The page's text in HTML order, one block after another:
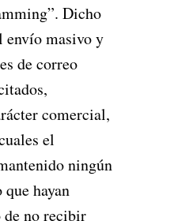
Dicho
masivo y
de correo
comercial,
el
ningún
hayan
de no recibir